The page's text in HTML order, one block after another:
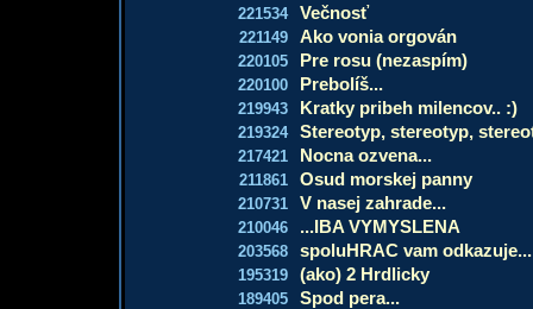
221534 Večnosť
221149 Ako vonia orgován
220105 Pre rosu (nezaspím)
220100 Prebolíš...
219943 Kratky pribeh milencov.. :)
219324 Stereotyp, stereotyp,
217421 Nocna ozvena...
211861 Osud morskej panny
210731 V nasej zahrade...
210046 ...IBA VYMYSLENA
203568 spoluHRAC vam odkazuje...
195319 (ako) 2 Hrdlicky
189405 Spod pera...